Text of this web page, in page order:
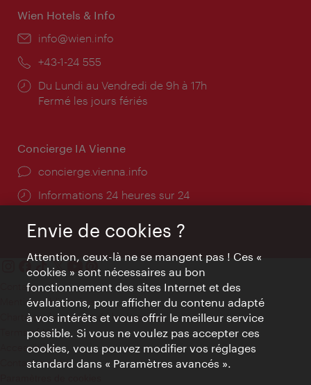
Wien Hotels & Info
E-
info@wien.info
Téléphone:
+43-1-24 555
Horaires
d'ouverture:
Du Lundi au Vendredi de 9h à 17h
Fermé les jours fériés
Concierge IA Vienne
Ort:
concierge.vienna.info
Öffnungszeiten:
Informations 24 heures sur 24
Contact
Mentions obligatoires
Charte sur le respect de la vie privée
Terms of Use
Accessibilité
Contact presse
Envie de cookies ?
Attention, ceux-là ne se mangent pas ! Ces «
cookies » sont nécessaires au bon
fonctionnement des sites Internet et des
évaluations, pour afficher du contenu adapté
à vos intérêts et vous offrir le meilleur service
possible. Si vous ne voulez pas accepter ces
cookies, vous pouvez modifier vos réglages
standard dans « Paramètres avancés ».